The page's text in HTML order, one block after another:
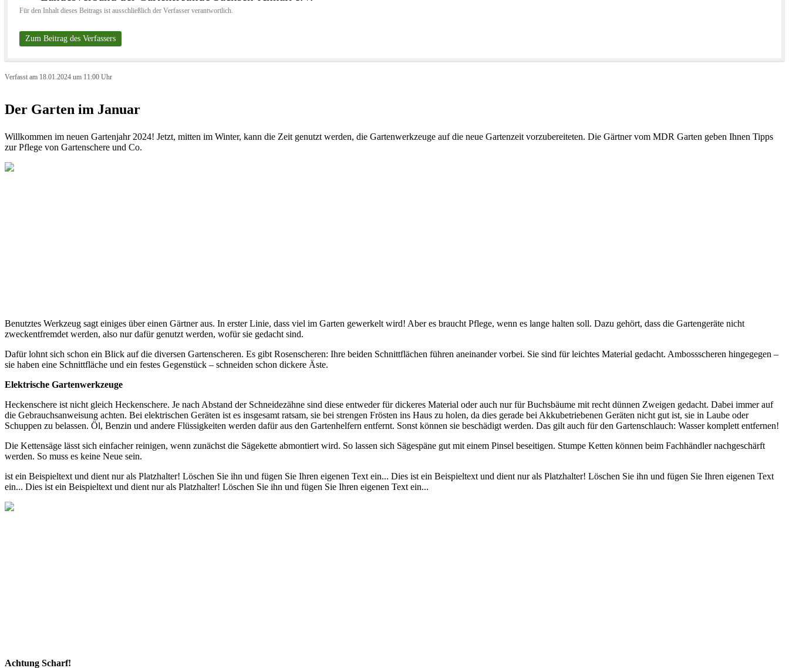
Für den Inhalt dieses Beitrags ist ausschließlich der Verfasser verantwortlich.
Zum Beitrag des Verfassers
Verfasst am 18.01.2024 um 11:00 Uhr
Der Garten im Januar
Willkommen im neuen Gartenjahr 2024! Jetzt, mitten im Winter, kann die Zeit genutzt werden, die Gartenwerkzeuge auf die neue Gartenzeit vorzubereiteten. Die Gärtner vom MDR Garten geben Ihnen Tipps
zur Pflege von Gartenschere und Co.
Benutztes Werkzeug sagt einiges über einen Gärtner aus. In erster Linie, dass viel im Garten gewerkelt wird! Aber es braucht Pflege, wenn es lange halten soll. Dazu gehört, dass die Gartengeräte nicht
zweckentfremdet werden, also nur dafür genutzt werden, wofür sie gedacht sind.
Dafür lohnt sich schon ein Blick auf die diversen Gartenscheren. Es gibt Rosenscheren: Ihre beiden Schnittflächen führen aneinander vorbei. Sie sind für leichtes Material gedacht. Ambossscheren hingegegen –
sie haben eine Schnittfläche und ein festes Gegenstück – schneiden schon dickere Äste.
Elektrische Gartenwerkzeuge
Heckenschere ist nicht gleich Heckenschere. Je nach Abstand der Schneidezähne sind diese entweder für dickeres Material oder auch nur für Buchsbäume mit recht dünnen Zweigen gedacht. Dabei immer auf
die Gebrauchsanweisung achten. Bei elektrischen Geräten ist es insgesamt ratsam, sie bei strengen Frösten ins Haus zu holen, da dies gerade bei Akkubetriebenen Geräten nicht gut ist, sie in Laube oder
Schuppen zu belassen. Öl, Benzin und andere Flüssigkeiten werden dafür aus den Gartenhelfern entfernt. Sonst können sie beschädigt werden. Das gilt auch für den Gartenschlauch: Wasser komplett entfernen!
Die Kettensäge lässt sich einfacher reinigen, wenn zunächst die Sägekette abmontiert wird. So lassen sich Sägespäne gut mit einem Pinsel beseitigen. Stumpe Ketten können beim Fachhändler nachgeschärft
werden. So muss es keine Neue sein.
ist ein Beispieltext und dient nur als Platzhalter! Löschen Sie ihn und fügen Sie Ihren eigenen Text ein... Dies ist ein Beispieltext und dient nur als Platzhalter! Löschen Sie ihn und fügen Sie Ihren eigenen Text
ein... Dies ist ein Beispieltext und dient nur als Platzhalter! Löschen Sie ihn und fügen Sie Ihren eigenen Text ein...
Achtung Scharf!